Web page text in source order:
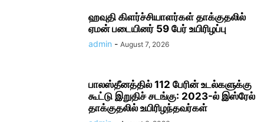
ஹவுதி கிளர்ச்சியாளர்கள் தாக்குதலில்
ஏமன் படையினர் 59 பேர் உயிரிழப்பு
admin - August 7, 2026
பாலஸ்தீனத்தில் 112 பேரின் உடல்களுக்கு
கூட்டு இறுதிச் சடங்கு: 2023-ல் இஸ்ரேல்
தாக்குதலில் உயிரிழந்தவர்கள்